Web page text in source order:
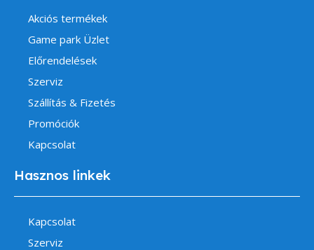
Akciós termékek
Game park Üzlet
Előrendelések
Szerviz
Szállítás & Fizetés
Promóciók
Kapcsolat
Hasznos linkek
Kapcsolat
Szerviz